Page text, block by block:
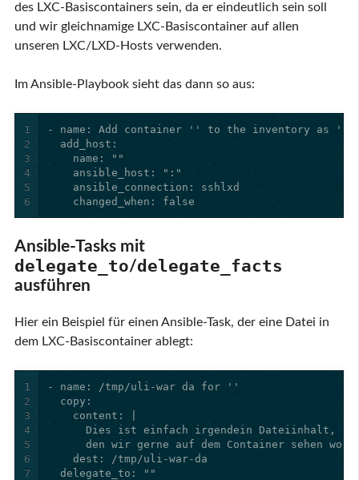
des LXC-Basiscontainers sein, da er eindeutlich sein soll
und wir gleichnamige LXC-Basiscontainer auf allen
unseren LXC/LXD-Hosts verwenden.
Im Ansible-Playbook sieht das dann so aus:
1
2
3
4
5
6
    changed_when: false
Ansible-Tasks mit
delegate_to/delegate_facts
ausführen
Hier ein Beispiel für einen Ansible-Task, der eine Datei in
dem LXC-Basiscontainer ablegt:
1
2
3
4
5
6
7